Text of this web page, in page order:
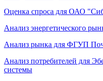
Оценка спроса для ОАО
Анализ энергетического
Анализ рынка для ФГУП
Анализ потребителей для
системы